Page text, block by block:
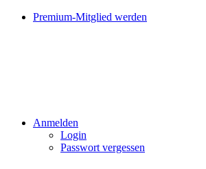
Premium-Mitglied werden
Anmelden
Login
Passwort vergessen